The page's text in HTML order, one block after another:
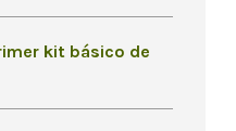
kit básico de